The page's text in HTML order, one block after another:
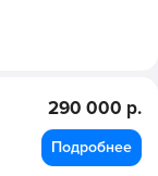
290 000 р.
Подробнее